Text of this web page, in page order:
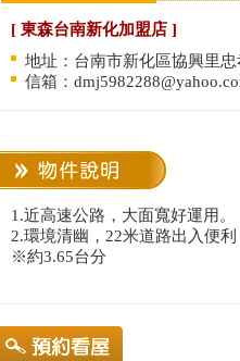
[ 東森台南新化加盟店 ]
地址：台南市新化區協興里
信箱：
1.近高速公路，大面寬好運用。
2.環境清幽，22米道路出入便利
※約3.65台分